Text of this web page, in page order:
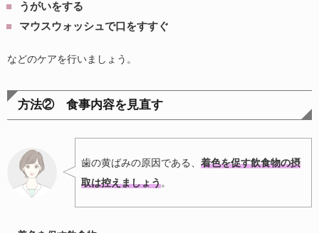
うがいをする
マウスウォッシュで口をすすぐ
などのケアを行いましょう。
方法② 食事内容を見直す
歯の黄ばみの原因である、 着色を促す飲食物の摂
取は控えましょう。